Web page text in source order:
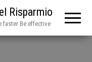
Risparmio
faster Be effective